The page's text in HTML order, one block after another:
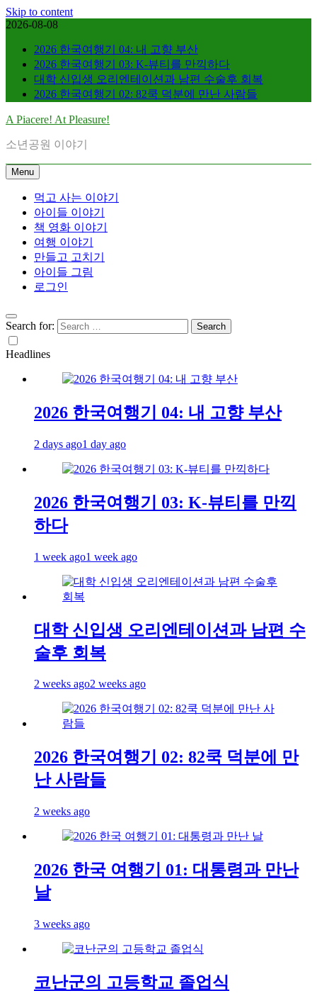
Skip to content
2026-08-08
2026 한국여행기 04: 내 고향 부산
2026 한국여행기 03: K-뷰티를 만끽하다
대학 신입생 오리엔테이션과 남편 수술후 회복
2026 한국여행기 02: 82쿡 덕분에 만난 사람들
A Piacere! At Pleasure!
소년공원 이야기
Menu
먹고 사는 이야기
아이들 이야기
책 영화 이야기
여행 이야기
만들고 고치기
아이들 그림
로그인
Search for:
Headlines
2026 한국여행기 04: 내 고향 부산
2 days ago1 day ago
2026 한국여행기 03: K-뷰티를 만끽
하다
1 week ago1 week ago
대학 신입생 오리엔테이션과 남편 수
술후 회복
2 weeks ago2 weeks ago
2026 한국여행기 02: 82쿡 덕분에 만
난 사람들
2 weeks ago
2026 한국 여행기 01: 대통령과 만난
날
3 weeks ago
코난군의 고등학교 졸업식